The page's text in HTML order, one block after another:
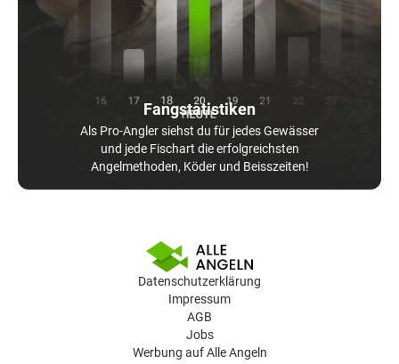
Fangstatistiken
Als Pro-Angler siehst du für jedes Gewässer
und jede Fischart die erfolgreichsten
Angelmethoden, Köder und Beisszeiten!
Datenschutzerklärung
Impressum
AGB
Jobs
Werbung auf Alle Angeln